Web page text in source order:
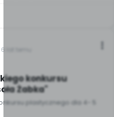
lat temu
konkursu
Żabka"
plastycznego dla 4- 5